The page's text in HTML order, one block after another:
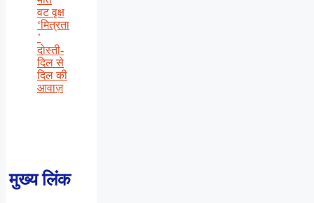
वट वृक्ष
‘मित्रता
’
दोस्ती-
दिल से
दिल की
आवाज़
मुख्य लिंक